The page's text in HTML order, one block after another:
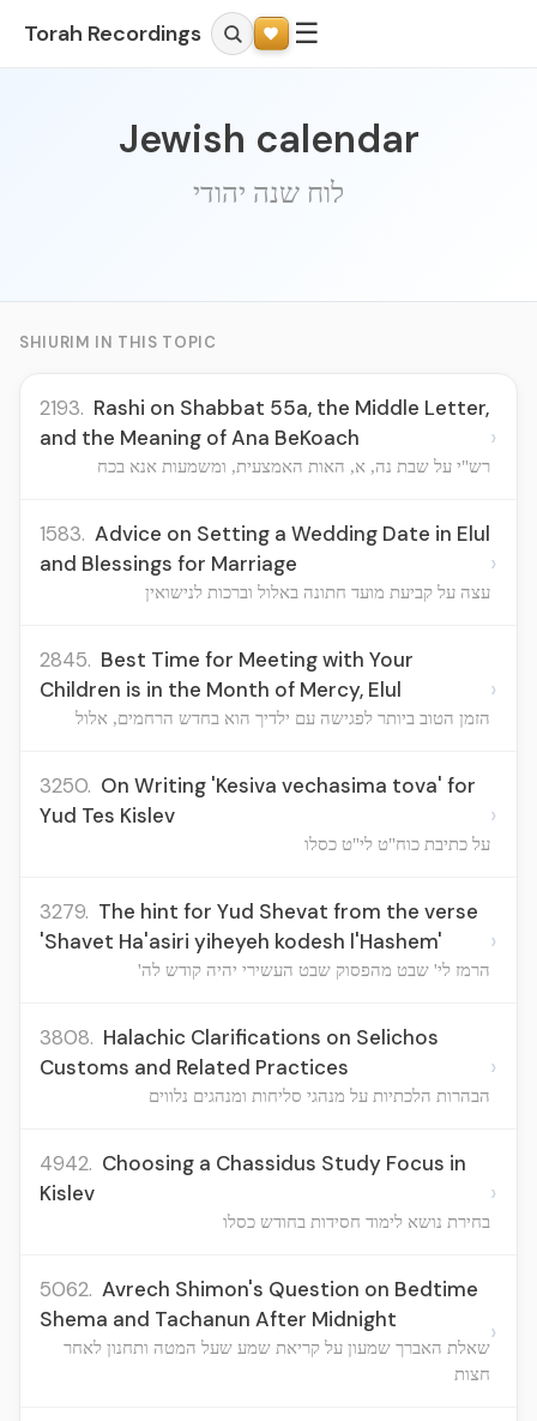
Torah Recordings ☰
Jewish calendar
לוח שנה יהודי
SHIURIM IN THIS TOPIC
2193. Rashi on Shabbat 55a, the Middle Letter,
and the Meaning of Ana BeKoach
רש"י על שבת נה, א, האות האמצעית, ומשמעות אנא בכח
›
1583. Advice on Setting a Wedding Date in Elul
and Blessings for Marriage
עצה על קביעת מועד חתונה באלול וברכות לנישואין
›
2845. Best Time for Meeting with Your
Children is in the Month of Mercy, Elul
הזמן הטוב ביותר לפגישה עם ילדיך הוא בחדש הרחמים, אלול
›
3250. On Writing 'Kesiva vechasima tova' for
Yud Tes Kislev
על כתיבת כוח"ט לי"ט כסלו
›
3279. The hint for Yud Shevat from the verse
'Shavet Ha'asiri yiheyeh kodesh l'Hashem'
הרמז לי' שבט מהפסוק שבט העשירי יהיה קודש לה'
›
3808. Halachic Clarifications on Selichos
Customs and Related Practices
הבהרות הלכתיות על מנהגי סליחות ומנהגים נלווים
›
4942. Choosing a Chassidus Study Focus in
Kislev
בחירת נושא לימוד חסידות בחודש כסלו
›
5062. Avrech Shimon's Question on Bedtime
Shema and Tachanun After Midnight
שאלת האברך שמעון על קריאת שמע שעל המטה ותחנון לאחר
חצות
›